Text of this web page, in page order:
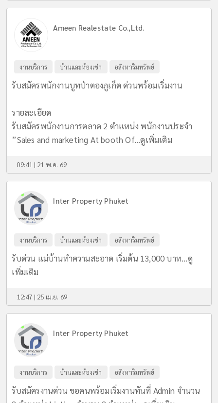
Ameen Realestate Co.,Ltd.
งานบริการ บ้านและห้องเช่า อสังหาริมทรัพย์
รับสมัครพนักงานบูทป่าตองภูเก็ต ด่วนพร้อมเริ่มงาน
รายละเอียด
รับสมัครพนักงานการตลาด 2 ตำแหน่ง พนักงานประจำ
”Sales and marketing At booth Of...ดูเพิ่มเติม
09:41 | 21 พ.ค. 69
Inter Property Phuket
งานบริการ บ้านและห้องเช่า อสังหาริมทรัพย์
รับด่วน แม่บ้านทำความสะอาด เริ่มต้น 13,000 บาท...ดู
เพิ่มเติม
12:47 | 25 เม.ย. 69
Inter Property Phuket
งานบริการ บ้านและห้องเช่า อสังหาริมทรัพย์
รับสมัครงานด่วน ขอคนพร้อมเริ่มงานทันที่ Admin จำนวน